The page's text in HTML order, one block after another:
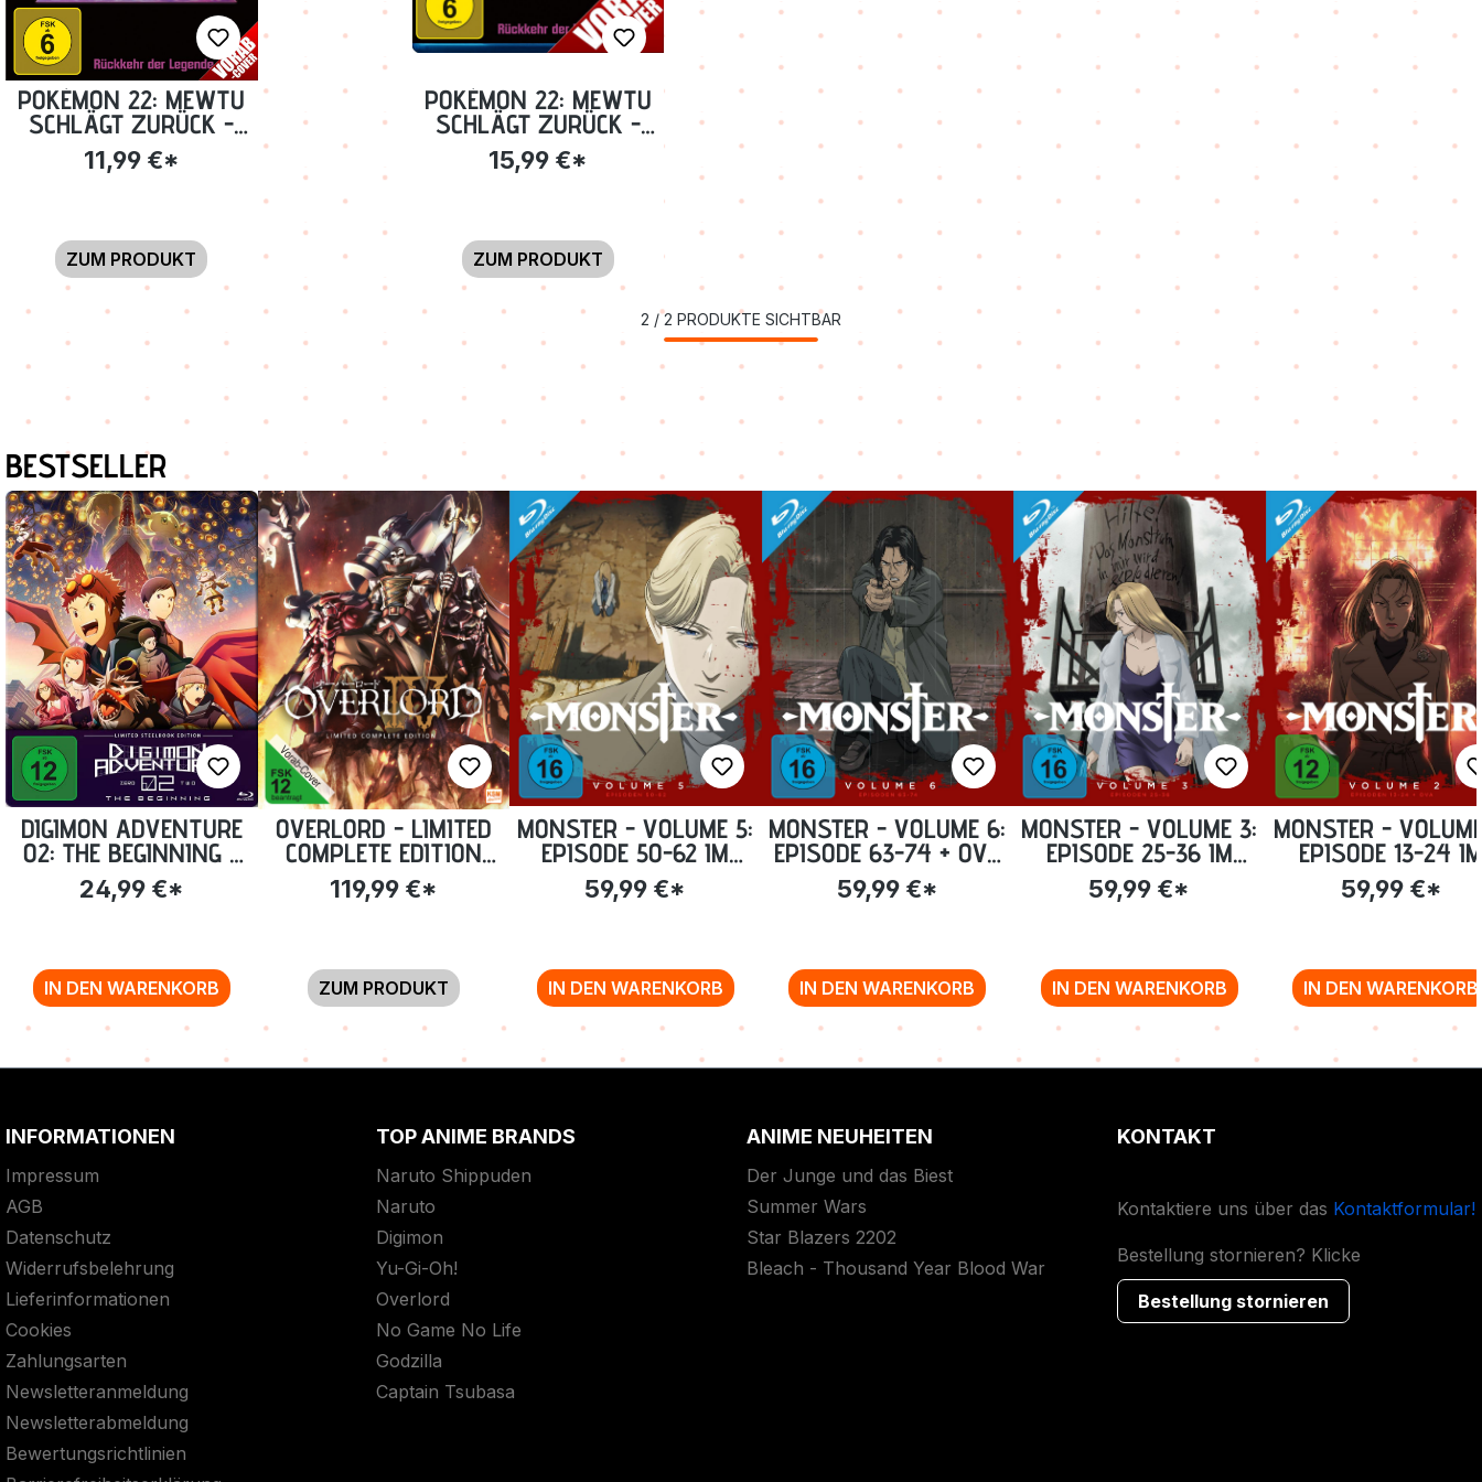
POKÉMON 22: MEWTU
SCHLÄGT ZURÜCK -
EVOLUTION [DVD]
11,99 €*
ZUM PRODUKT
POKÉMON 22: MEWTU
SCHLÄGT ZURÜCK -
EVOLUTION BLU-RAY
15,99 €*
ZUM PRODUKT
2 /2 PRODUKTE SICHTBAR
Produktgalerie überspringen
BESTSELLER
DIGIMON ADVENTURE
02: THE BEGINNING -
STEELBOOK EDITION
[BLU-RAY] (EXKL.
24,99 €*
IN DEN WARENKORB
OVERLORD - LIMITED
COMPLETE EDITION
STAFFEL 4 (13
EPISODEN) [BLU-RAY]
119,99 €*
ZUM PRODUKT
MONSTER - VOLUME 5:
EPISODE 50-62 IM
STEELBOOK [BLU-RAY]
59,99 €*
IN DEN WARENKORB
MONSTER - VOLUME 6:
EPISODE 63-74 + OVA
IM STEELBOOK [BLU-
RAY]
59,99 €*
IN DEN WARENKORB
MONSTER - VOLUME 3:
EPISODE 25-36 IM
STEELBOOK [BLU-RAY]
59,99 €*
IN DEN WARENKORB
MONSTER -
EPISODE 13-24
STEELBOOK [BLU-
59,99 €*
IN DEN WARENKORB
INFORMATIONEN
Impressum
AGB
Datenschutz
Widerrufsbelehrung
Lieferinformationen
Cookies
Zahlungsarten
Newsletteranmeldung
Newsletterabmeldung
Bewertungsrichtlinien
TOP ANIME BRANDS
Naruto Shippuden
Naruto
Digimon
Yu-Gi-Oh!
Overlord
No Game No Life
Godzilla
Captain Tsubasa
ANIME NEUHEITEN
Der Junge und das Biest
Summer Wars
Star Blazers 2202
Bleach - Thousand Year Blood War
KONTAKT
Kontaktiere uns über das Kontaktformular!
Bestellung stornieren? Klicke
Bestellung stornieren